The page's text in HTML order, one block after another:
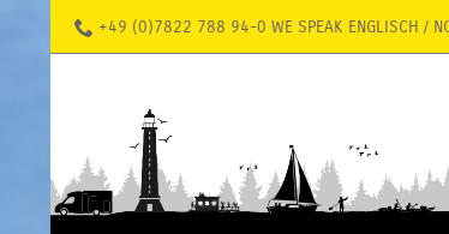
+49 (0)7822 788 94-0 WE SPEAK ENGLISCH /